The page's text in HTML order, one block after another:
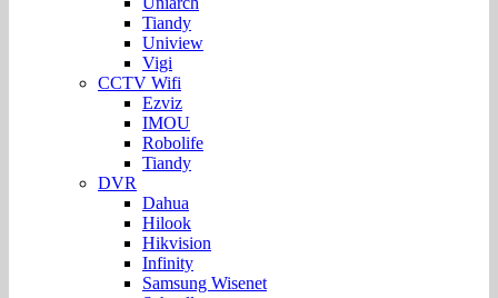
Tiandy
Uniview
Vigi
CCTV Wifi
Ezviz
IMOU
Robolife
Tiandy
DVR
Dahua
Hilook
Hikvision
Infinity
Samsung Wisenet